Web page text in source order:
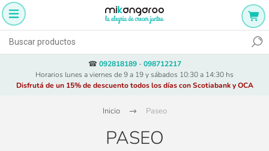
☎ 092818189- 098712217
Horarios lunes a viernes de 9 a 19 y sábados 10:30 a 14:30 hs
Disfrutá de un 15% de descuento todos los días con Scotiabank y OCA
Inicio Paseo
PASEO